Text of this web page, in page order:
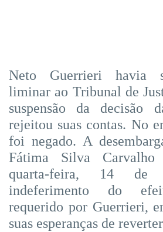
Neto Guerrieri havia
liminar ao Tribunal de
suspensão da decisão
rejeitou suas contas. No
foi negado. A
Fátima Silva Carvalho
quarta-feira, 14 de
indeferimento do
requerido por Guerrieri,
suas esperanças de